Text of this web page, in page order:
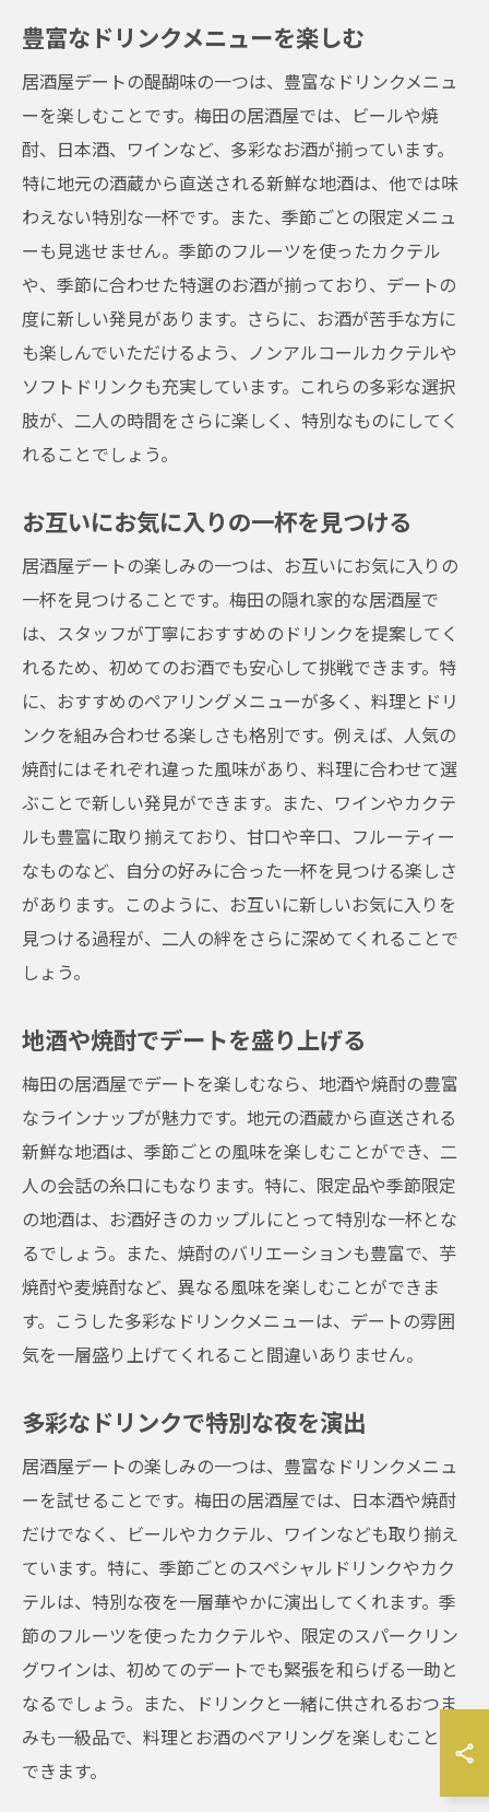
豊富なドリンクメニューを楽しむ
居酒屋デートの醍醐味の一つは、豊富なドリンクメニュ
ーを楽しむことです。梅田の居酒屋では、ビールや焼
酎、日本酒、ワインなど、多彩なお酒が揃っています。
特に地元の酒蔵から直送される新鮮な地酒は、他では味
わえない特別な一杯です。また、季節ごとの限定メニュ
ーも見逃せません。季節のフルーツを使ったカクテル
や、季節に合わせた特選のお酒が揃っており、デートの
度に新しい発見があります。さらに、お酒が苦手な方に
も楽しんでいただけるよう、ノンアルコールカクテルや
ソフトドリンクも充実しています。これらの多彩な選択
肢が、二人の時間をさらに楽しく、特別なものにしてく
れることでしょう。
お互いにお気に入りの一杯を見つける
居酒屋デートの楽しみの一つは、お互いにお気に入りの
一杯を見つけることです。梅田の隠れ家的な居酒屋で
は、スタッフが丁寧におすすめのドリンクを提案してく
れるため、初めてのお酒でも安心して挑戦できます。特
に、おすすめのペアリングメニューが多く、料理とドリ
ンクを組み合わせる楽しさも格別です。例えば、人気の
焼酎にはそれぞれ違った風味があり、料理に合わせて選
ぶことで新しい発見ができます。また、ワインやカクテ
ルも豊富に取り揃えており、甘口や辛口、フルーティー
なものなど、自分の好みに合った一杯を見つける楽しさ
があります。このように、お互いに新しいお気に入りを
見つける過程が、二人の絆をさらに深めてくれることで
しょう。
地酒や焼酎でデートを盛り上げる
梅田の居酒屋でデートを楽しむなら、地酒や焼酎の豊富
なラインナップが魅力です。地元の酒蔵から直送される
新鮮な地酒は、季節ごとの風味を楽しむことができ、二
人の会話の糸口にもなります。特に、限定品や季節限定
の地酒は、お酒好きのカップルにとって特別な一杯とな
るでしょう。また、焼酎のバリエーションも豊富で、芋
焼酎や麦焼酎など、異なる風味を楽しむことができま
す。こうした多彩なドリンクメニューは、デートの雰囲
気を一層盛り上げてくれること間違いありません。
多彩なドリンクで特別な夜を演出
居酒屋デートの楽しみの一つは、豊富なドリンクメニュ
ーを試せることです。梅田の居酒屋では、日本酒や焼酎
だけでなく、ビールやカクテル、ワインなども取り揃え
ています。特に、季節ごとのスペシャルドリンクやカク
テルは、特別な夜を一層華やかに演出してくれます。季
節のフルーツを使ったカクテルや、限定のスパークリン
グワインは、初めてのデートでも緊張を和らげる一助と
なるでしょう。また、ドリンクと一緒に供されるおつま
みも一級品で、料理とお酒のペアリングを楽しむことが
できます。